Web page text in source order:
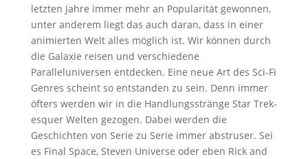
letzten Jahre immer mehr an Popularität gewonnen,
unter anderem liegt das auch daran, dass in einer
animierten Welt alles möglich ist. Wir können durch
die Galaxie reisen und verschiedene
Paralleluniversen entdecken. Eine neue Art des Sci-Fi
Genres scheint so entstanden zu sein. Denn immer
öfters werden wir in die Handlungsstränge Star Trek-
esquer Welten gezogen. Dabei werden die
Geschichten von Serie zu Serie immer abstruser. Sei
es Final Space, Steven Universe oder eben Rick and